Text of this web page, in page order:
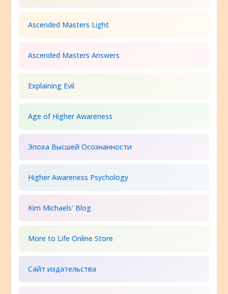
Ascended Masters Light
Ascended Masters Answers
Explaining Evil
Age of Higher Awareness
Эпоха Высшей Осознанности
Higher Awareness Psychology
Kim Michaels' Blog
More to Life Online Store
Сайт издательства